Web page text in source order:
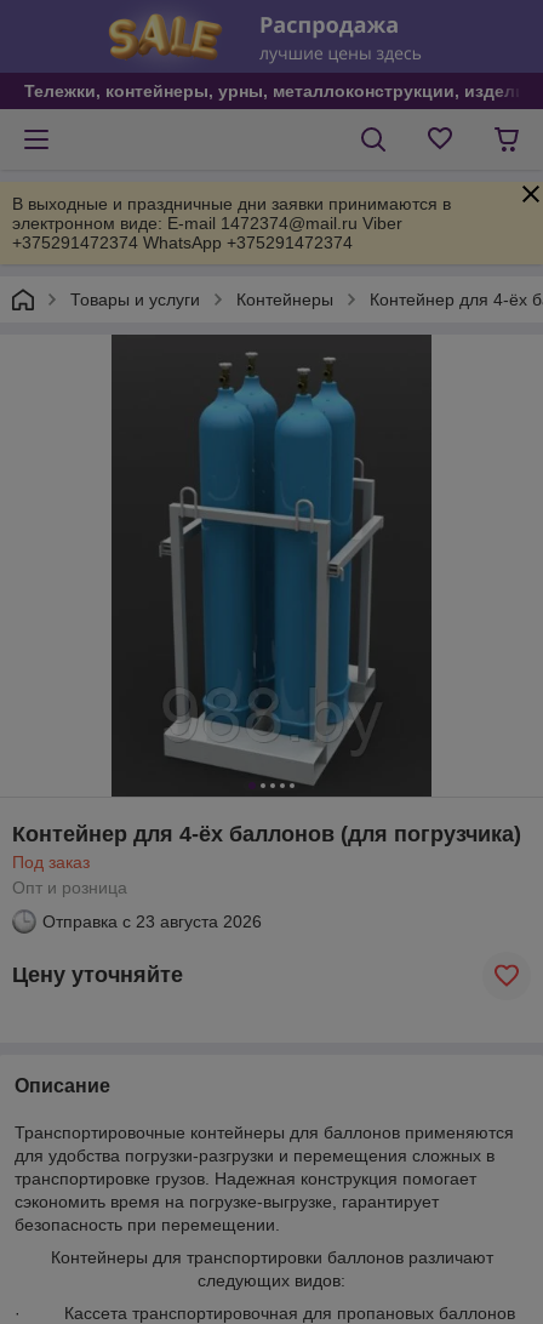
Тележки, контейнеры, урны, металлоконструкции,
В выходные и праздничные дни заявки принимаются в
электронном виде: E-mail 1472374@mail.ru Viber
+375291472374 WhatsApp +375291472374
Товары и услуги Контейнеры Контейнер для 4-ёх
Контейнер для 4-ёх баллонов (для погрузчика)
Под заказ
Опт и розница
Отправка с 23 августа 2026
Цену уточняйте
Описание
Транспортировочные контейнеры для баллонов применяются
для удобства погрузки-разгрузки и перемещения сложных в
транспортировке грузов. Надежная конструкция помогает
сэкономить время на погрузке-выгрузке, гарантирует
безопасность при перемещении.
Контейнеры для транспортировки баллонов различают
следующих видов:
· Кассета транспортировочная для пропановых баллонов